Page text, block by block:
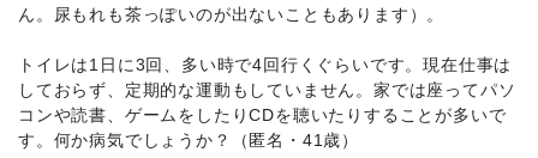
ん。尿もれも茶っぽいのが出ないこともあります）。
トイレは1日に3回、多い時で4回行くぐらいです。現在仕事は
しておらず、定期的な運動もしていません。家では座ってパソ
コンや読書、ゲームをしたりCDを聴いたりすることが多いで
す。何か病気でしょうか？（匿名・41歳）